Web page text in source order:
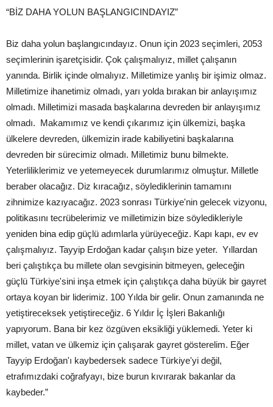
“BİZ DAHA YOLUN BAŞLANGICINDAYIZ”
Biz daha yolun başlangıcındayız. Onun için 2023 seçimleri, 2053
seçimlerinin işaretçisidir. Çok çalışmalıyız, millet çalışanın
yanında. Birlik içinde olmalıyız. Milletimize yanlış bir işimiz olmaz.
Milletimize ihanetimiz olmadı, yarı yolda bırakan bir anlayışımız
olmadı. Milletimizi masada başkalarına devreden bir anlayışımız
olmadı. Makamımız ve kendi çıkarımız için ülkemizi, başka
ülkelere devreden, ülkemizin irade kabiliyetini başkalarına
devreden bir sürecimiz olmadı. Milletimiz bunu bilmekte.
Yeterliliklerimiz ve yetemeyecek durumlarımız olmuştur. Milletle
beraber olacağız. Diz kıracağız, söylediklerinin tamamını
zihnimize kazıyacağız. 2023 sonrası Türkiye'nin gelecek vizyonu,
politikasını tecrübelerimiz ve milletimizin bize söyledikleriyle
yeniden bina edip güçlü adımlarla yürüyeceğiz. Kapı kapı, ev ev
çalışmalıyız. Tayyip Erdoğan kadar çalışın bize yeter. Yıllardan
beri çalıştıkça bu millete olan sevgisinin bitmeyen, geleceğin
güçlü Türkiye'sini inşa etmek için çalıştıkça daha büyük bir gayret
ortaya koyan bir liderimiz. 100 Yılda bir gelir. Onun zamanında ne
yetiştireceksek yetiştireceğiz. 6 Yıldır İç İşleri Bakanlığı
yapıyorum. Bana bir kez özgüven eksikliği yüklemedi. Yeter ki
millet, vatan ve ülkemiz için çalışarak gayret gösterelim. Eğer
Tayyip Erdoğan'ı kaybedersek sadece Türkiye'yi değil,
etrafımızdaki coğrafyayı, bize burun kıvırarak bakanlar da
kaybeder.”